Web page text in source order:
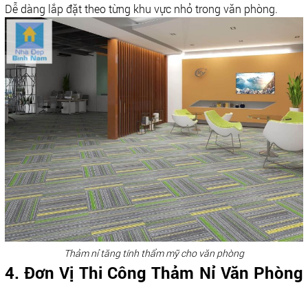
Dễ dàng lắp đặt theo từng khu vực nhỏ trong văn phòng.
Thảm nỉ tăng tính thẩm mỹ cho văn phòng
4. Đơn Vị Thi Công Thảm Nỉ Văn Phòng